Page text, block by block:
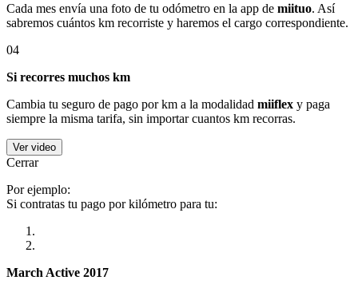
Cada mes envía una foto de tu odómetro en la app de miituo. Así
sabremos cuántos km recorriste y haremos el cargo correspondiente.
04
Si recorres muchos km
Cambia tu seguro de pago por km a la modalidad miiflex y paga
siempre la misma tarifa, sin importar cuantos km recorras.
Ver video
Cerrar
Por ejemplo:
Si contratas tu pago por kilómetro para tu:
March Active 2017